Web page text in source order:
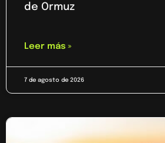
de Ormuz
Leer más »
7 de agosto de 2026